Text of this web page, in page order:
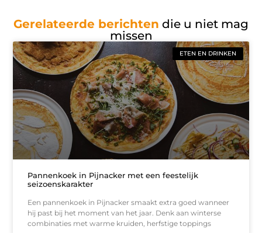
Gerelateerde berichten die u niet mag
missen
ETEN EN DRINKEN
Pannenkoek in Pijnacker met een feestelijk
seizoenskarakter
Een pannenkoek in Pijnacker smaakt extra goed wanneer
hij past bij het moment van het jaar. Denk aan winterse
combinaties met warme kruiden, herfstige toppings